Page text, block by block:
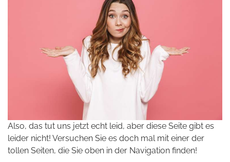
Also, das tut uns jetzt echt leid, aber diese Seite gibt es
leider nicht! Versuchen Sie es doch mal mit einer der
tollen Seiten, die Sie oben in der Navigation finden!